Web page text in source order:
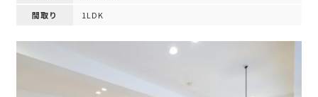
間取り
1LDK